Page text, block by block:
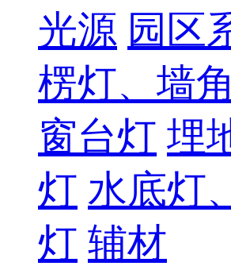
光源 园区
楞灯、墙角
窗台灯 埋
灯 水底灯
灯 辅材